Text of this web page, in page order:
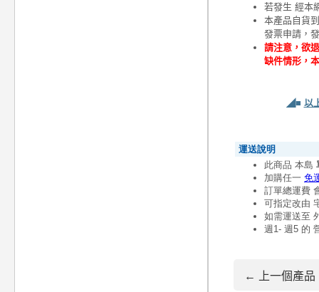
若發生 經本
本產品自貨
發票申請，
請注意，欲
缺件情形，
◢■ 以
← 上一個產品